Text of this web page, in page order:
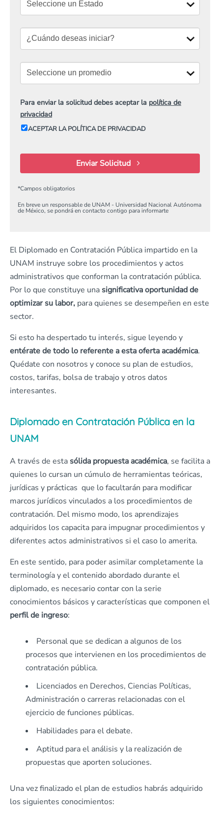
Para enviar la solicitud debes aceptar la política de
privacidad
ACEPTAR LA POLÍTICA DE PRIVACIDAD
Enviar Solicitud
*Campos obligatorios
En breve un responsable de UNAM - Universidad Nacional Autónoma
de México, se pondrá en contacto contigo para informarte
El Diplomado en Contratación Pública impartido en la
UNAM instruye sobre los procedimientos y actos
administrativos que conforman la contratación pública.
Por lo que constituye unasignificativa oportunidad de
optimizar su labor, para quienes se desempeñen en este
sector.
Si esto ha despertado tu interés, sigue leyendo y
entérate de todo lo referente a esta oferta académica.
Quédate con nosotros y conoce su plan de estudios,
costos, tarifas, bolsa de trabajo y otros datos
interesantes.
Diplomado en Contratación Pública en la
UNAM
A través de estasólida propuesta académica, se facilita a
quienes lo cursan un cúmulo de herramientas teóricas,
jurídicas y prácticas que lo facultarán para modificar
marcos jurídicos vinculados a los procedimientos de
contratación. Del mismo modo, los aprendizajes
adquiridos los capacita para impugnar procedimientos y
diferentes actos administrativos si el caso lo amerita.
En este sentido, para poder asimilar completamente la
terminología y el contenido abordado durante el
diplomado, es necesario contar con la serie
conocimientos básicos y características que componen el
perfil de ingreso:
Personal que se dedican a algunos de los
procesos que intervienen en los procedimientos de
contratación pública.
Licenciados en Derechos, Ciencias Políticas,
Administración o carreras relacionadas con el
ejercicio de funciones públicas.
Habilidades para el debate.
Aptitud para el análisis y la realización de
propuestas que aporten soluciones.
Una vez finalizado el plan de estudios habrás adquirido
los siguientes conocimientos: